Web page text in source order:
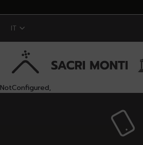
Skip to Main Content
IT
NotConfigured,